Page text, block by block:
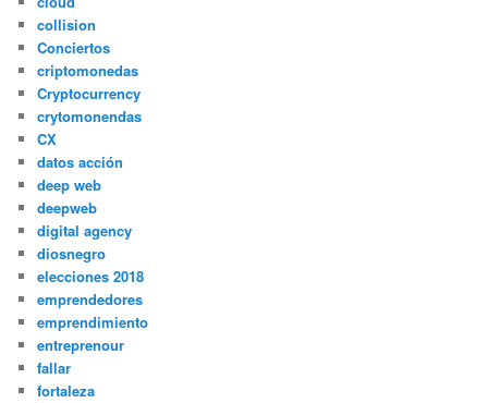
collision
Conciertos
criptomonedas
Cryptocurrency
crytomonendas
CX
datos acción
deep web
deepweb
digital agency
diosnegro
elecciones 2018
emprendedores
emprendimiento
entreprenour
fallar
fortaleza